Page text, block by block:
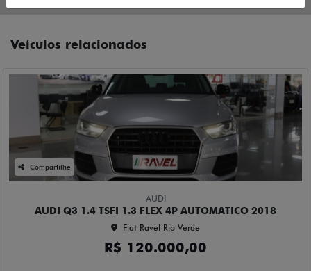
Veículos relacionados
Compartilhe
AUDI
AUDI Q3 1.4 TSFI 1.3 FLEX 4P AUTOMATICO 2018
Fiat Ravel Rio Verde
R$ 120.000,00